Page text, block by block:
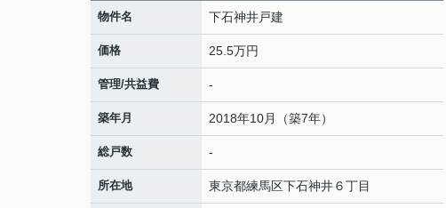
物件名 下石神井戸建
価格 25.5万円
管理/共益費 -
築年月 2018年10月（築7年）
総戸数 -
所在地 東京都練馬区下石神井６丁目